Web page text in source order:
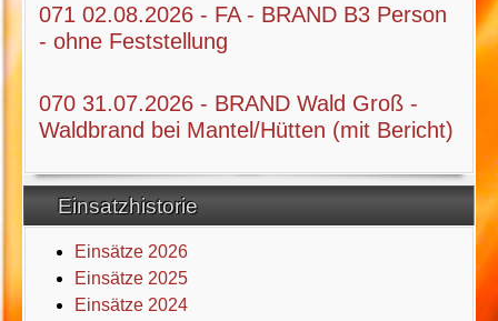
071 02.08.2026 - FA - BRAND B3 Person
- ohne Feststellung
070 31.07.2026 - BRAND Wald Groß -
Waldbrand bei Mantel/Hütten (mit Bericht)
Einsatzhistorie
Einsätze 2026
Einsätze 2025
Einsätze 2024